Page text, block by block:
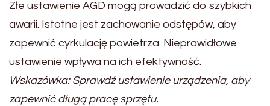
Złe ustawienie AGD mogą prowadzić do szybkich
awarii. Istotne jest zachowanie odstępów, aby
zapewnić cyrkulację powietrza. Nieprawidłowe
ustawienie wpływa na ich efektywność.
Wskazówka: Sprawdź ustawienie urządzenia, aby
zapewnić długą pracę sprzętu.